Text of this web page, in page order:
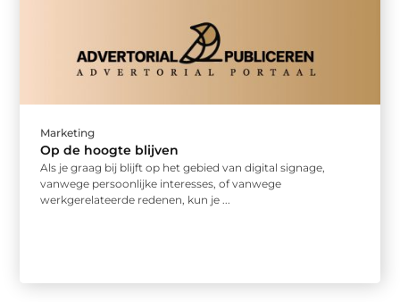
Marketing
Op de hoogte blijven
Als je graag bij blijft op het gebied van digital signage,
vanwege persoonlijke interesses, of vanwege
werkgerelateerde redenen, kun je ...